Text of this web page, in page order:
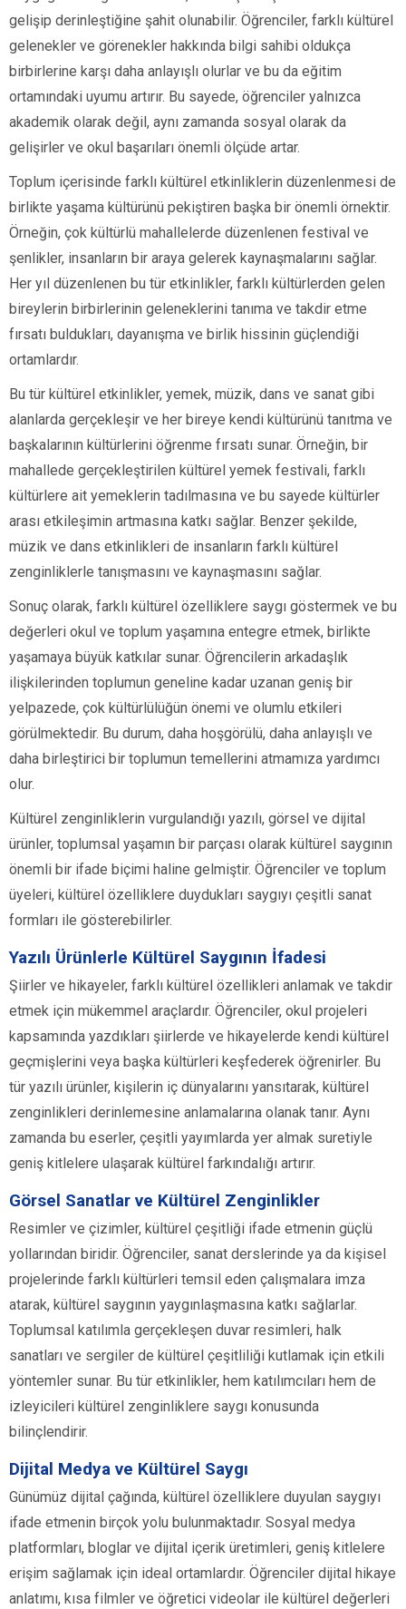
gelişip derinleştiğine şahit olunabilir. Öğrenciler, farklı kültürel
gelenekler ve görenekler hakkında bilgi sahibi oldukça
birbirlerine karşı daha anlayışlı olurlar ve bu da eğitim
ortamındaki uyumu artırır. Bu sayede, öğrenciler yalnızca
akademik olarak değil, aynı zamanda sosyal olarak da
gelişirler ve okul başarıları önemli ölçüde artar.
Toplum içerisinde farklı kültürel etkinliklerin düzenlenmesi de
birlikte yaşama kültürünü pekiştiren başka bir önemli örnektir.
Örneğin, çok kültürlü mahallelerde düzenlenen festival ve
şenlikler, insanların bir araya gelerek kaynaşmalarını sağlar.
Her yıl düzenlenen bu tür etkinlikler, farklı kültürlerden gelen
bireylerin birbirlerinin geleneklerini tanıma ve takdir etme
fırsatı buldukları, dayanışma ve birlik hissinin güçlendiği
ortamlardır.
Bu tür kültürel etkinlikler, yemek, müzik, dans ve sanat gibi
alanlarda gerçekleşir ve her bireye kendi kültürünü tanıtma ve
başkalarının kültürlerini öğrenme fırsatı sunar. Örneğin, bir
mahallede gerçekleştirilen kültürel yemek festivali, farklı
kültürlere ait yemeklerin tadılmasına ve bu sayede kültürler
arası etkileşimin artmasına katkı sağlar. Benzer şekilde,
müzik ve dans etkinlikleri de insanların farklı kültürel
zenginliklerle tanışmasını ve kaynaşmasını sağlar.
Sonuç olarak, farklı kültürel özelliklere saygı göstermek ve bu
değerleri okul ve toplum yaşamına entegre etmek, birlikte
yaşamaya büyük katkılar sunar. Öğrencilerin arkadaşlık
ilişkilerinden toplumun geneline kadar uzanan geniş bir
yelpazede, çok kültürlülüğün önemi ve olumlu etkileri
görülmektedir. Bu durum, daha hoşgörülü, daha anlayışlı ve
daha birleştirici bir toplumun temellerini atmamıza yardımcı
olur.
Kültürel zenginliklerin vurgulandığı yazılı, görsel ve dijital
ürünler, toplumsal yaşamın bir parçası olarak kültürel saygının
önemli bir ifade biçimi haline gelmiştir. Öğrenciler ve toplum
üyeleri, kültürel özelliklere duydukları saygıyı çeşitli sanat
formları ile gösterebilirler.
Yazılı Ürünlerle Kültürel Saygının İfadesi
Şiirler ve hikayeler, farklı kültürel özellikleri anlamak ve takdir
etmek için mükemmel araçlardır. Öğrenciler, okul projeleri
kapsamında yazdıkları şiirlerde ve hikayelerde kendi kültürel
geçmişlerini veya başka kültürleri keşfederek öğrenirler. Bu
tür yazılı ürünler, kişilerin iç dünyalarını yansıtarak, kültürel
zenginlikleri derinlemesine anlamalarına olanak tanır. Aynı
zamanda bu eserler, çeşitli yayımlarda yer almak suretiyle
geniş kitlelere ulaşarak kültürel farkındalığı artırır.
Görsel Sanatlar ve Kültürel Zenginlikler
Resimler ve çizimler, kültürel çeşitliği ifade etmenin güçlü
yollarından biridir. Öğrenciler, sanat derslerinde ya da kişisel
projelerinde farklı kültürleri temsil eden çalışmalara imza
atarak, kültürel saygının yaygınlaşmasına katkı sağlarlar.
Toplumsal katılımla gerçekleşen duvar resimleri, halk
sanatları ve sergiler de kültürel çeşitliliği kutlamak için etkili
yöntemler sunar. Bu tür etkinlikler, hem katılımcıları hem de
izleyicileri kültürel zenginliklere saygı konusunda
bilinçlendirir.
Dijital Medya ve Kültürel Saygı
Günümüz dijital çağında, kültürel özelliklere duyulan saygıyı
ifade etmenin birçok yolu bulunmaktadır. Sosyal medya
platformları, bloglar ve dijital içerik üretimleri, geniş kitlelere
erişim sağlamak için ideal ortamlardır. Öğrenciler dijital hikaye
anlatımı, kısa filmler ve öğretici videolar ile kültürel değerleri